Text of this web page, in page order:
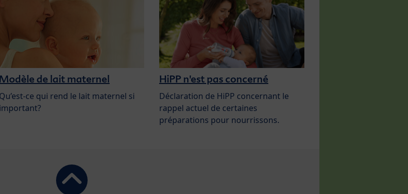
Modèle de lait maternel
Qu’est-ce qui rend le lait maternel si
important?
HiPP n'est pas concerné
Déclaration de HiPP concernant le
rappel actuel de certaines
préparations pour nourrissons.